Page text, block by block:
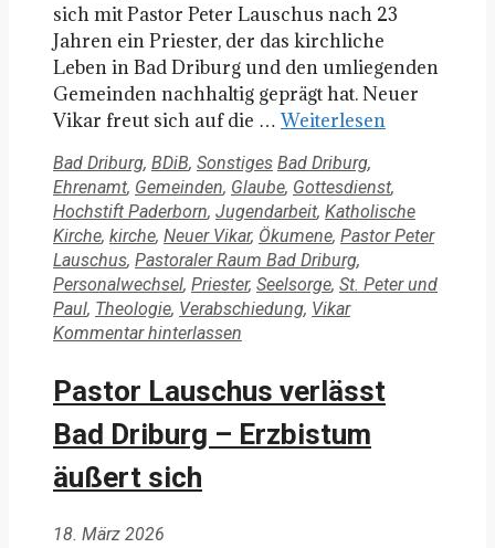
sich mit Pastor Peter Lauschus nach 23
Jahren ein Priester, der das kirchliche
Leben in Bad Driburg und den umliegenden
Gemeinden nachhaltig geprägt hat. Neuer
Vikar freut sich auf die …Weiterlesen
Kategorien
Bad Driburg, BDiB, Sonstiges Schlagwörter
Bad Driburg,
Ehrenamt, Gemeinden, Glaube, Gottesdienst,
Hochstift Paderborn, Jugendarbeit, Katholische
Kirche, kirche, Neuer Vikar, Ökumene, Pastor Peter
Lauschus, Pastoraler Raum Bad Driburg,
Personalwechsel, Priester, Seelsorge, St. Peter und
Paul, Theologie, Verabschiedung, Vikar
Kommentar hinterlassen
Pastor Lauschus verlässt
Bad Driburg – Erzbistum
äußert sich
18. März 2026